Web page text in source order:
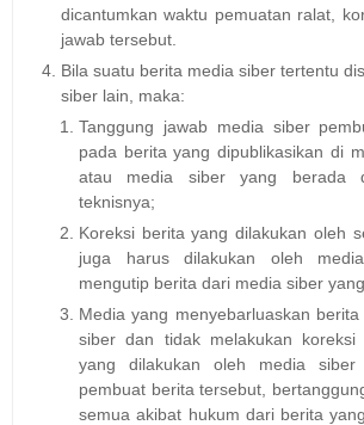
dicantumkan waktu pemuatan ralat,
jawab tersebut.
Bila suatu berita media siber tertentu
siber lain, maka:
Tanggung jawab media siber
pada berita yang dipublikasikan di
atau media siber yang berada
teknisnya;
Koreksi berita yang dilakukan oleh
juga harus dilakukan oleh
mengutip berita dari media siber
Media yang menyebarluaskan
siber dan tidak melakukan
yang dilakukan oleh media
pembuat berita tersebut,
semua akibat hukum dari berita